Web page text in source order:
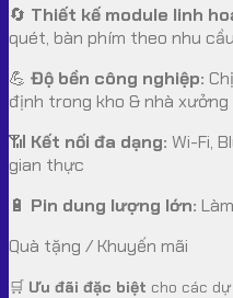
🔄 Thiết kế module linh
quét, bàn phím theo nhu
💪 Độ bền công nghiệp:
định trong kho & nhà xưởng
📶 Kết nối đa dạng: Wi-Fi,
gian thực
🔋 Pin dung lượng lớn:
Quà tặng / Khuyến mãi
🛒 Ưu đãi đặc biệt cho các